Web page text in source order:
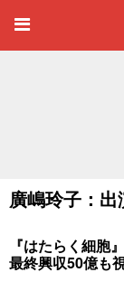
廣嶋玲子：
『はたらく細胞
最終興収50億も